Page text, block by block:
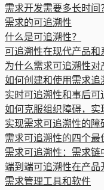
需求开发需要多长时间
需求的可追溯性
什么是可追溯性？
可追溯性在现代产品和
为什么需求可追溯性对
如何创建和使用需求追
实时可追溯性和事后可
如何克服组织障碍，实
实现需求可追溯性的障
需求可追溯性的四个最
需求可追溯性：需求链
端到端可追溯性在产品
需求管理工具和软件